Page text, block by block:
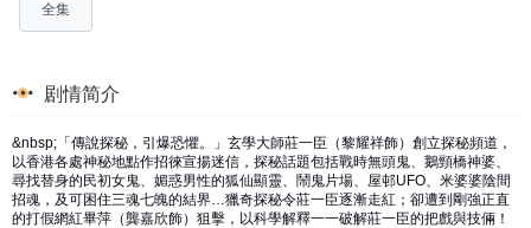
全集
剧情简介
&nbsp;「傳說探秘，引爆恐懼。」玄學大師莊一臣（黎耀祥飾）創立探秘頻道，
以香港各處神秘地點作招徠宣揚迷信，探秘話題包括戰時無頭鬼、鵝頸橋神婆、
尋找替身的民初女鬼、媚惑男性的狐仙顯靈、鬧鬼片場、屋邨UFO、米婆婆陰間
招魂，及可困住三魂七魄的結界…獵奇探秘令莊一臣逐漸走紅；卻遭到剛強正直
的打假網紅畢萍（龔嘉欣飾）狙擊，以科學解釋一一破解莊一臣的把戲與技倆！